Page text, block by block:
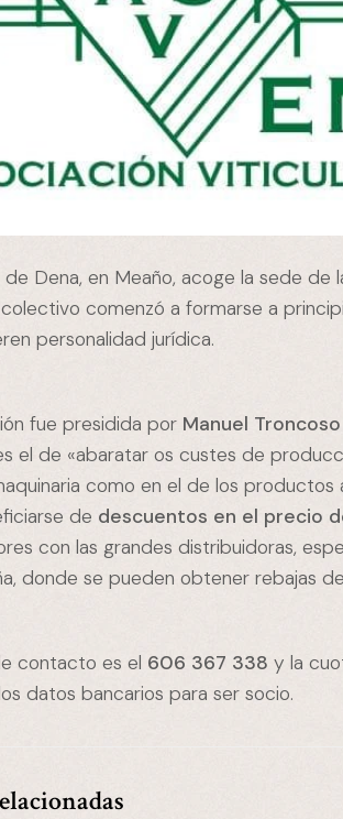
de Dena, en Meaño, acoge la sede de
colectivo comenzó a formarse a
personalidad jurídica.
fue presidida por Manuel Troncoso
el de «abaratar os custes de
como en el de los
de descuentos en el precio
con las grandes distribuidoras,
donde se pueden obtener rebajas
contacto es el 606 367 338y la
datos bancarios para ser socio.